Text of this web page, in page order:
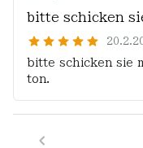
bitte schicken
bitte schicken sie
ton.